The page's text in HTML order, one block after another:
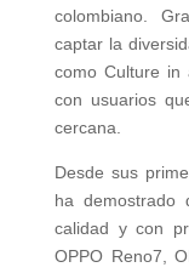
colombiano.
captar la
como Culture in
con usuarios
cercana.
Desde sus
ha demostrado
calidad y con
OPPO Reno7,